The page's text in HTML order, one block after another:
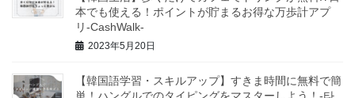
本でも使える！ポイントが貯まるお得な万歩計アプ
リ-CashWalk-
2023年5月20日
【韓国語学習・スキルアップ】すきま時間に無料で簡